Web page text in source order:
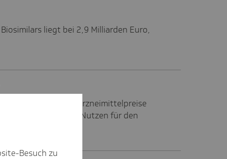
liegt bei 2,9 Milliarden Euro,
explodierender Arzneimittelpreise
und kaum Nutzen für den
Besuch zu